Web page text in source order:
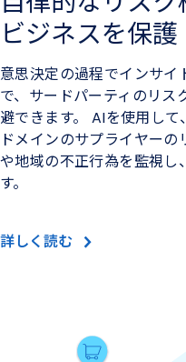
ビジネスを​保護
意思決定の過程でインサイ
で、サードパーティのリス
避できます。 AIを使用し
ドメインのサプライヤー
や地域の不正行為を監視し
す。
詳しく読む